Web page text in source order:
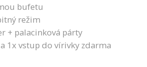
bufetu
režim
+ palacinková párty
1x vstup do vírivky zdarma
Marketing
Používame